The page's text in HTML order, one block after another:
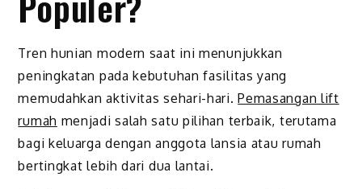
Tren hunian modern saat ini menunjukkan
peningkatan pada kebutuhan fasilitas yang
memudahkan aktivitas sehari-hari.Pemasangan lift
rumah menjadi salah satu pilihan terbaik, terutama
bagi keluarga dengan anggota lansia atau rumah
bertingkat lebih dari dua lantai.